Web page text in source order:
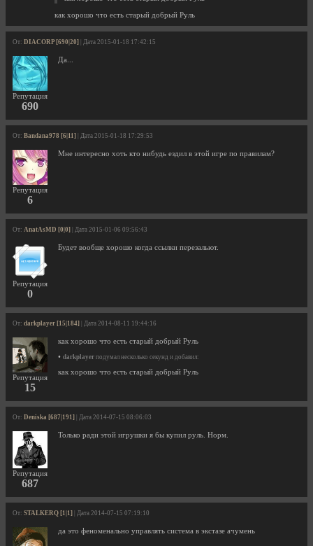
как хорошо что есть старый добрый Руль
От: DIACORP [690|20] | Дата 2015-01-18 17:42:15
Репутация
690
Да...
От: Bandana978 [6|11] | Дата 2015-01-18 17:29:53
Репутация
6
Мне интересно хоть кто нибудь ездил в этой игре по правилам?
От: AnatAsMD [0|0] | Дата 2015-01-06 09:56:43
Репутация
0
Будет вообще хорошо когда ссылки перезальют.
От: darkplayer [15|184] | Дата 2014-08-11 19:44:16
Репутация
15
как хорошо что есть старый добрый Руль
• darkplayer подумал несколько секунд и добавил:
как хорошо что есть старый добрый Руль
От: Deniska [687|191] | Дата 2014-07-15 08:06:03
Репутация
687
Только ради этой игрушки я бы купил руль. Норм.
От: STALKERQ [1|1] | Дата 2014-07-15 07:19:10
да это феноменально управлять система в экстазе ачумень